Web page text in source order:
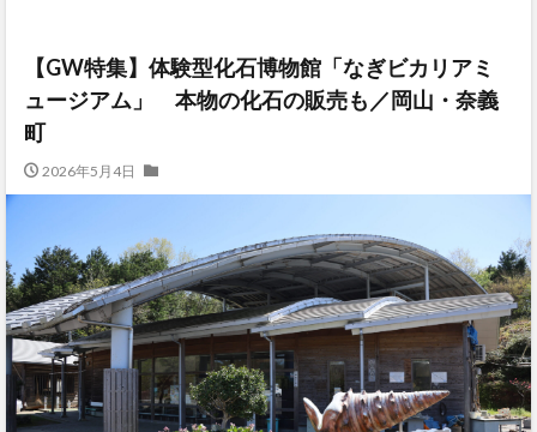
【GW特集】体験型化石博物館「なぎビカリアミ
ュージアム」 本物の化石の販売も／岡山・奈義
町
2026年5月4日